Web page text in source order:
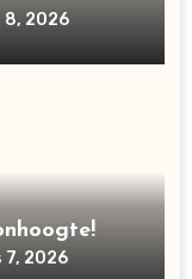
8, 2026
7, 2026